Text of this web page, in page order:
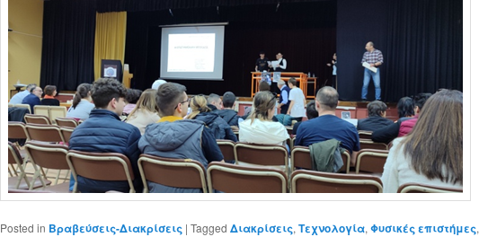
Posted in Βραβεύσεις-Διακρίσεις | Tagged Διακρίσεις, Τεχνολογία, Φυσικές επιστήμες,